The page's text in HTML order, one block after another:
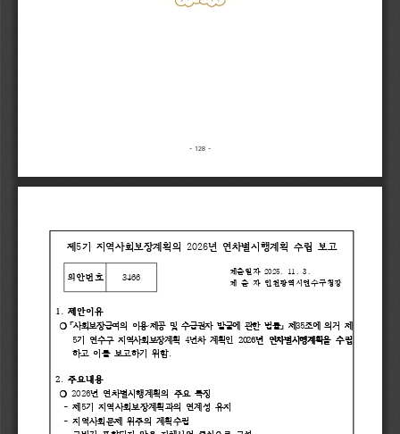
128
제 기 지역사회보장계획의 년 연차별시행계획 수립 보고
제5기 지역사회보장계획의 2026년 연차별시행계획 수립 보고
의안번호
의안번호 3466
제출일자
제출일자 2025. 11.
3.
제 출 자 인천광역시연수구청장
제 출 자 인천광역시연수구청장
제안이유
1.
제안이유
❍
❍ 「
「사회보장급여의 이용 제공 및 수급권자 발굴에 관한 법률」 제 조에 의거
사회보장급여의 이용·제공 및 수급권자 발굴에 관한 법률」 제35조에 의거 제
제
기
연수구 지역사회보장계획 년차 계획인
5기 연수구 지역사회보장계획 4년차 계획인 년 연차별시행계획을
2026년 연차별시행계획을 수
수립
립
하고
이를 보고하기 위함
하고 이를 보고하기 위함.
주요내용
2.
주요내용
❍
년 연차별시행계획의 주요 특징
❍ 2026년 연차별시행계획의 주요 특징
제
기 지역사회보장계획과의 연계성 유지
- 제5기 지역사회보장계획과의 연계성
유지
지역사회문제 위주의 계획수립
- 지역사회문제 위주의 계획수립